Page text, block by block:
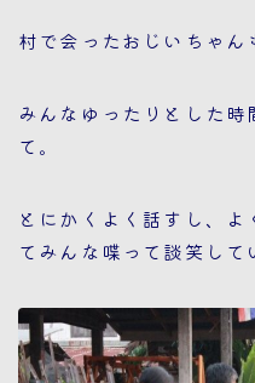
村で会ったおじいちゃん
みんなゆったりとした
て。
とにかくよく話すし、
てみんな喋って談笑して